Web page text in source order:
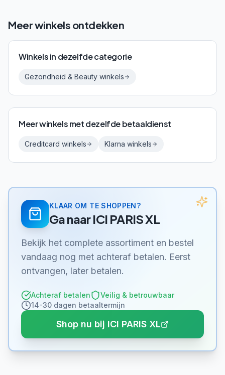
Meer winkels ontdekken
Winkels in dezelfde categorie
Gezondheid & Beauty winkels
Meer winkels met dezelfde betaaldienst
Creditcard winkels Klarna winkels
KLAAR OM TE SHOPPEN?
Ga naarICI PARIS XL
Bekijk het complete assortiment en bestel
vandaag nog met achteraf betalen. Eerst
ontvangen, later betalen.
Achteraf betalen
Veilig & betrouwbaar
14-30 dagen betaaltermijn
Shop nu bij ICI PARIS XL